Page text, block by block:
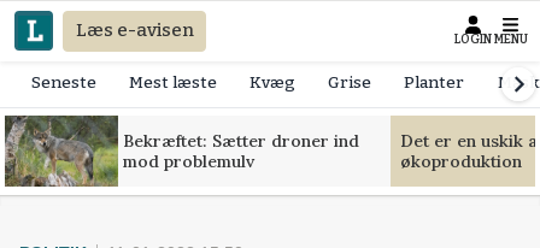
Læs e-avisen LOGIN MENU
Seneste Mest læste Kvæg Grise Planter
Bekræftet: Sætter droner ind
mod problemulv
Det er en uskik
økoproduktion